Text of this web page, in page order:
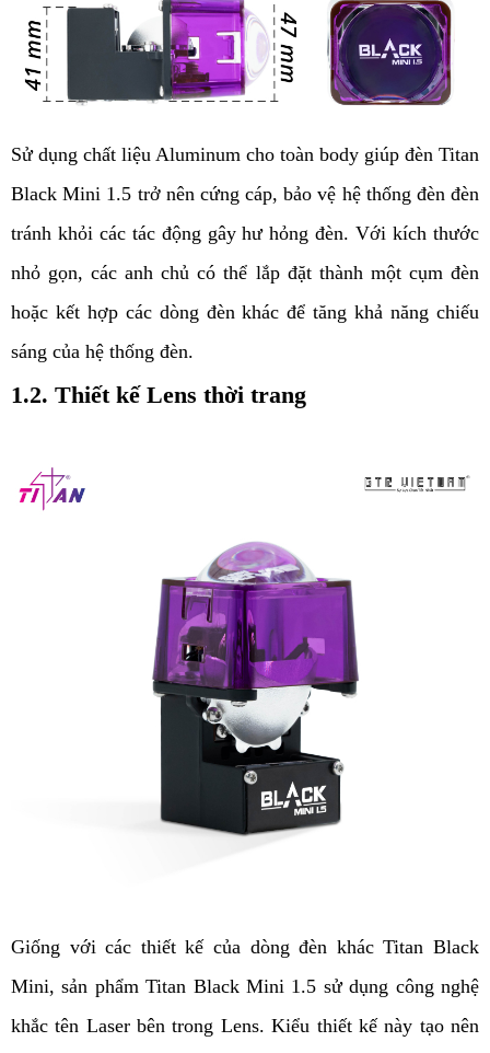
Sử dụng chất liệu Aluminum cho toàn body giúp đèn Titan
Black Mini 1.5 trở nên cứng cáp, bảo vệ hệ thống đèn đèn
tránh khỏi các tác động gây hư hỏng đèn. Với kích thước
nhỏ gọn, các anh chủ có thể lắp đặt thành một cụm đèn
hoặc kết hợp các dòng đèn khác để tăng khả năng chiếu
sáng của hệ thống đèn.
1.2. Thiết kế Lens thời trang
Giống với các thiết kế của dòng đèn khác Titan Black
Mini, sản phẩm Titan Black Mini 1.5 sử dụng công nghệ
khắc tên Laser bên trong Lens. Kiểu thiết kế này tạo nên